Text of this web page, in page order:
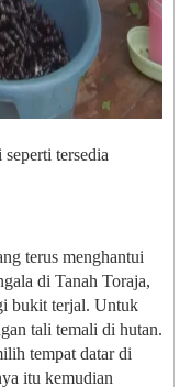
tersedia
terus menghantui
di Tanah Toraja,
bukit terjal. Untuk
tali temali di hutan.
tempat datar di
itu kemudian